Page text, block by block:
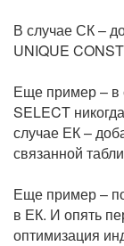
В случае СК –
UNIQUE
Еще пример – в
SELECT
случае ЕК –
связанной
Еще пример –
в ЕК. И опять
оптимизация